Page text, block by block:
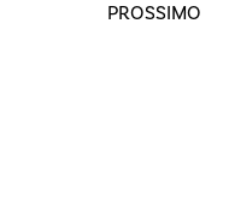
PROSSIMO